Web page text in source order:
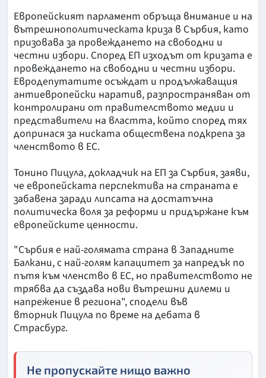
Европейският парламент обръща внимание и на
вътрешнополитическата криза в Сърбия, като
призовава за провеждането на свободни и
честни избори. Според ЕП изходът от кризата е
провеждането на свободни и честни избори.
Евродепутатите осъждат и продължаващия
антиевропейски наратив, разпространяван от
контролирани от правителството медии и
представители на властта, който според тях
допринася за ниската обществена подкрепа за
членството в ЕС.
Тонино Пицула, докладчик на ЕП за Сърбия, заяви,
че европейската перспектива на страната е
забавена заради липсата на достатъчна
политическа воля за реформи и придържане към
европейските ценности.
"Сърбия е най-голямата страна в Западните
Балкани, с най-голям капацитет за напредък по
пътя към членство в ЕС, но правителството не
трябва да създава нови вътрешни дилеми и
напрежение в региона", сподели във
вторник Пицула по време на дебата в
Страсбург.
Не пропускайте нищо важно